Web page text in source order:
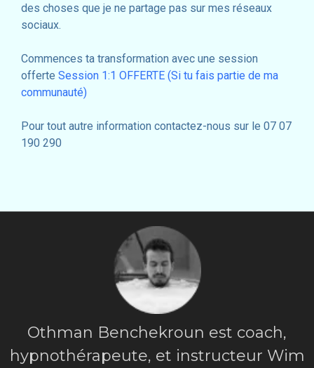
des choses que je ne partage pas sur mes réseaux
sociaux.
Commences ta transformation avec une session
offerte Session 1:1 OFFERTE (Si tu fais partie de ma
communauté)
Pour tout autre information contactez-nous sur le 07 07
190 290
Othman Benchekroun est coach,
hypnothérapeute, et instructeur Wim